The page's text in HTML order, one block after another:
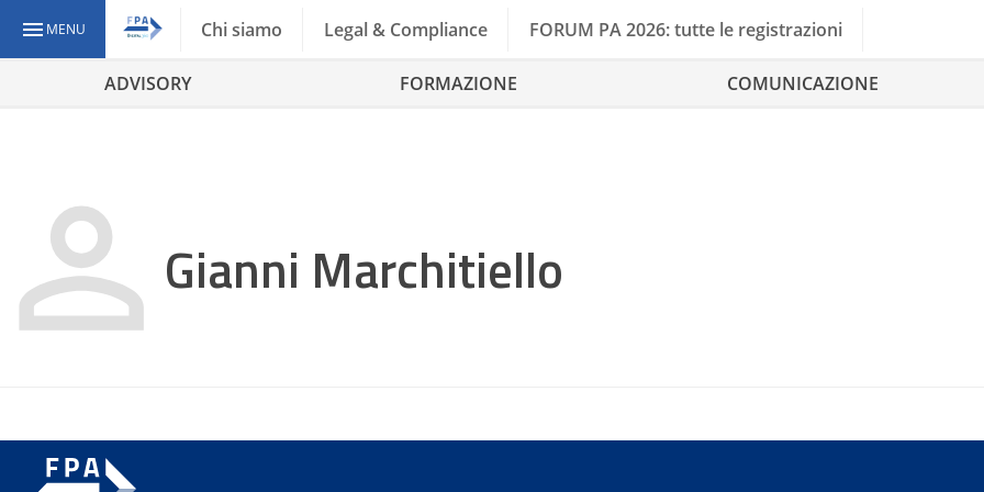
MENU Chi siamo Legal & Compliance FORUM PA 2026: tutte le registrazioni
ADVISORY FORMAZIONE COMUNICAZIONE
Gianni Marchitiello